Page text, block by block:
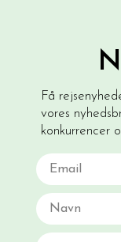
Få
vores
konkurrencer
Email
Navn
Fødselsdato